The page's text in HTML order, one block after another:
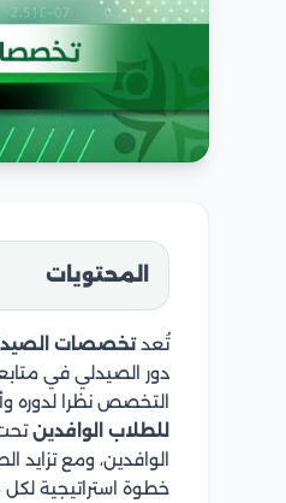
المحتويات
تُعدتخصصات
دور الصيدلي في
التخصص نظرا لدوره
للطلاب
الوافدين
الوافدين، ومع تزايد
خطوة استراتيجية